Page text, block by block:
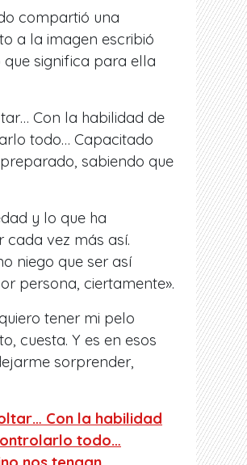
compartió una
a la imagen escribió
significa para ella
Con la habilidad de
todo… Capacitado
sabiendo que
y lo que ha
cada vez más así.
niego que ser así
persona, ciertamente».
tener mi pelo
cuesta. Y es en esos
sorprender,
Con la habilidad
todo…